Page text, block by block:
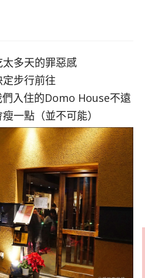
多天的罪惡感
定步行前往
入住的Domo House不遠
一點（並不可能）